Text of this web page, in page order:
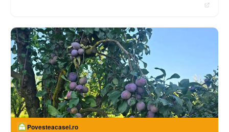
Povesteacasei.ro